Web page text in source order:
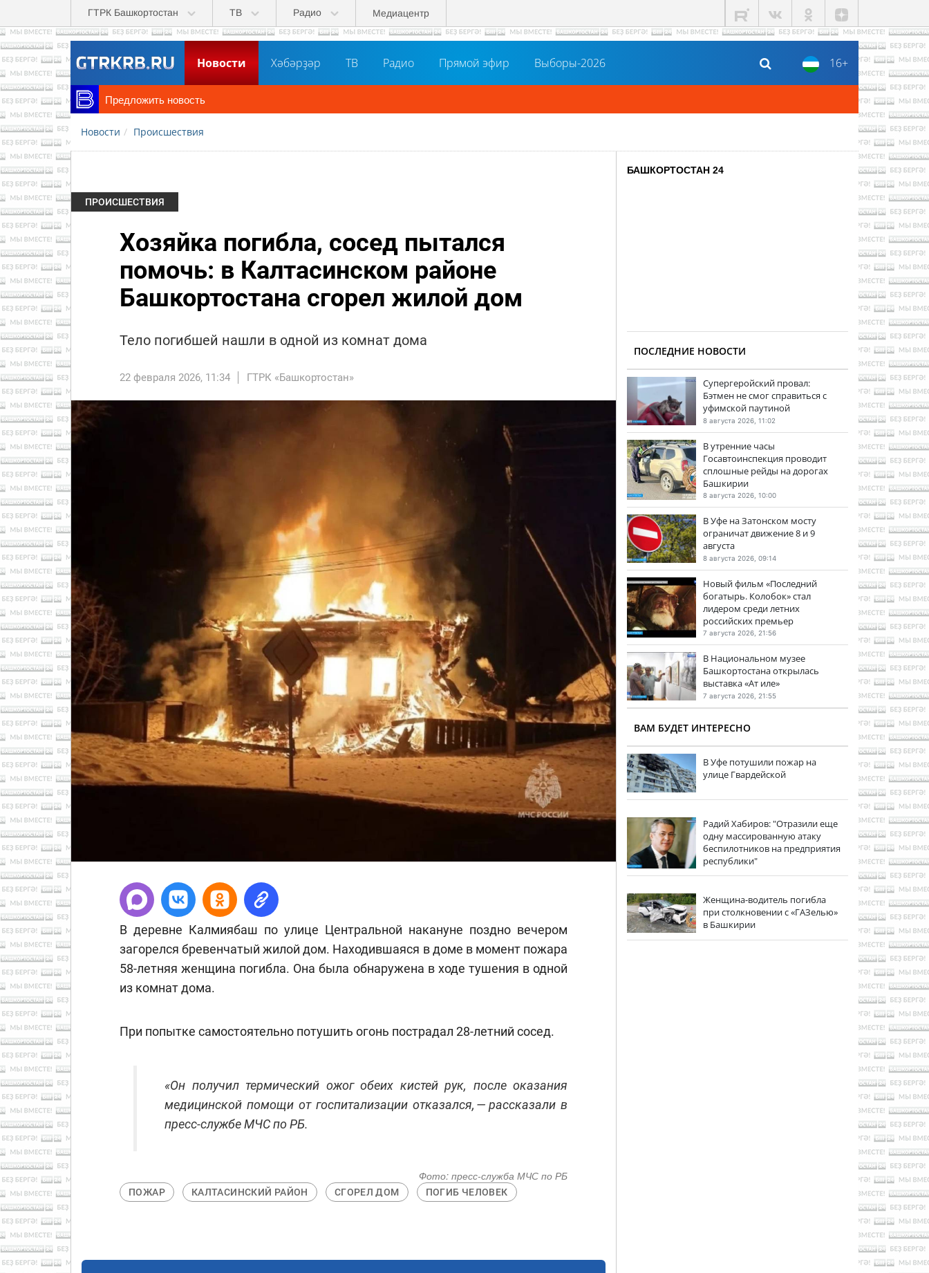
Перейти к основному содержанию
ГТРК Башкортостан ТВ Радио Медиацентр
16+
Новости Хәбәрҙәр ТВ Радио Прямой эфир Выборы-2026
Предложить новость
Новости Происшествия
ПРОИСШЕСТВИЯ
Хозяйка погибла, сосед пытался
помочь: в Калтасинском районе
Башкортостана сгорел жилой дом
Тело погибшей нашли в одной из комнат дома
22 февраля 2026, 11:34 ГТРК «Башкортостан»
В деревне Калмиябаш по улице Центральной накануне поздно вечером
загорелся бревенчатый жилой дом. Находившаяся в доме в момент пожара
58-летняя женщина погибла. Она была обнаружена в ходе тушения в одной
из комнат дома.
При попытке самостоятельно потушить огонь пострадал 28-летний сосед.
«Он получил термический ожог обеих кистей рук, после оказания
медицинской помощи от госпитализации отказался, — рассказали в
пресс-службе МЧС по РБ.
Фото: пресс-служба МЧС по РБ
ПОЖАР КАЛТАСИНСКИЙ РАЙОН СГОРЕЛ ДОМ ПОГИБ ЧЕЛОВЕК
БАШКОРТОСТАН 24
ПОСЛЕДНИЕ НОВОСТИ
Супергеройский провал:
Бэтмен не смог справиться с
уфимской паутиной
8 августа 2026, 11:02
В утренние часы
Госавтоинспекция проводит
сплошные рейды на дорогах
Башкирии
8 августа 2026, 10:00
В Уфе на Затонском мосту
ограничат движение 8 и 9
августа
8 августа 2026, 09:14
Новый фильм «Последний
богатырь. Колобок» стал
лидером среди летних
российских премьер
7 августа 2026, 21:56
В Национальном музее
Башкортостана открылась
выставка «Ат иле»
7 августа 2026, 21:55
ВАМ БУДЕТ ИНТЕРЕСНО
В Уфе потушили пожар на
улице Гвардейской
Радий Хабиров: "Отразили еще
одну массированную атаку
беспилотников на предприятия
республики"
Женщина-водитель погибла
при столкновении с «ГАЗелью»
в Башкирии